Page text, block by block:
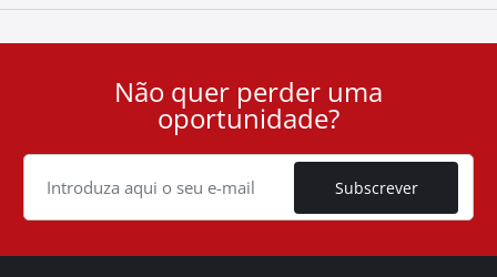
Cookie
Não quer perder uma
oportunidade?
Subscrever